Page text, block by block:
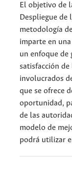
El objetivo de
Despliegue de
metodología
imparte en
un enfoque de
satisfacción
involucrados
que se ofrece
oportunidad,
de las
modelo de
podrá utilizar